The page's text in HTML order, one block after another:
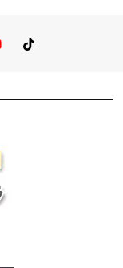
You TubeTikTok